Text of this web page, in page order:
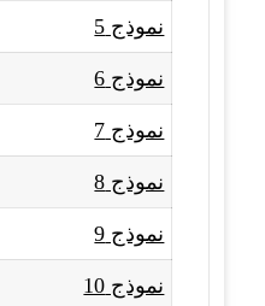
نموذج 5
نموذج 6
نموذج 7
نموذج 8
نموذج 9
نموذج 10